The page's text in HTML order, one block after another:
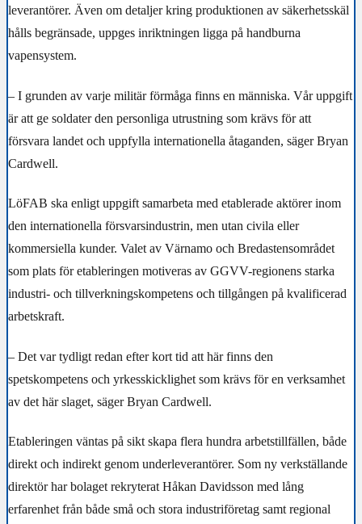
leverantörer. Även om detaljer kring produktionen av säkerhetsskäl
hålls begränsade, uppges inriktningen ligga på handburna
vapensystem.
– I grunden av varje militär förmåga finns en människa. Vår uppgift
är att ge soldater den personliga utrustning som krävs för att
försvara landet och uppfylla internationella åtaganden, säger Bryan
Cardwell.
LöFAB ska enligt uppgift samarbeta med etablerade aktörer inom
den internationella försvarsindustrin, men utan civila eller
kommersiella kunder. Valet av Värnamo och Bredastensområdet
som plats för etableringen motiveras av GGVV-regionens starka
industri- och tillverkningskompetens och tillgången på kvalificerad
arbetskraft.
– Det var tydligt redan efter kort tid att här finns den
spetskompetens och yrkesskicklighet som krävs för en verksamhet
av det här slaget, säger Bryan Cardwell.
Etableringen väntas på sikt skapa flera hundra arbetstillfällen, både
direkt och indirekt genom underleverantörer. Som ny verkställande
direktör har bolaget rekryterat Håkan Davidsson med lång
erfarenhet från både små och stora industriföretag samt regional